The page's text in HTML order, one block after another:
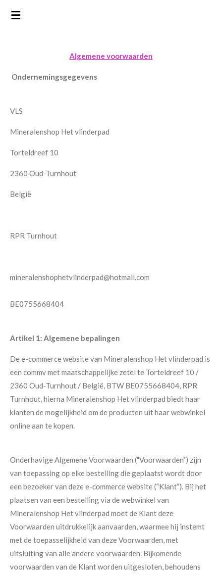
Ga
Algemene voorwaarden
Ondernemingsgegevens
VLS
Mineralenshop Het vlinderpad
Torteldreef 10
2360 Oud-Turnhout
België
RPR Turnhout
mineralenshophetvlinderpad@hotmail.com
BE0755668404
Artikel 1: Algemene bepalingen
De e-commerce website van Mineralenshop Het vlinderpad is
een commv met maatschappelijke zetel te Torteldreef 10 /
2360 Oud-Turnhout / België, BTW BE0755668404, RPR
Turnhout, hierna Mineralenshop Het vlinderpad biedt haar
klanten de mogelijkheid om de producten uit haar webwinkel
online aan te kopen.
Onderhavige Algemene Voorwaarden ("Voorwaarden") zijn
van toepassing op elke bestelling die geplaatst wordt door
een bezoeker van deze e-commerce website (“Klant”). Bij het
plaatsen van een bestelling via de webwinkel van
Mineralenshop Het vlinderpad moet de Klant deze
Voorwaarden uitdrukkelijk aanvaarden, waarmee hij instemt
met de toepasselijkheid van deze Voorwaarden, met
uitsluiting van alle andere voorwaarden. Bijkomende
voorwaarden van de Klant worden uitgesloten, behoudens